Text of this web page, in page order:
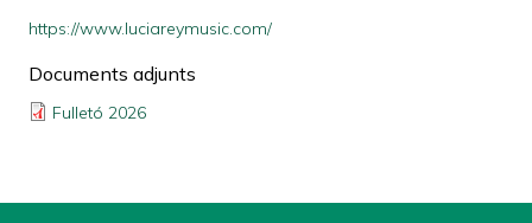
https://www.luciareymusic.com/
Documents adjunts
Fulletó 2026